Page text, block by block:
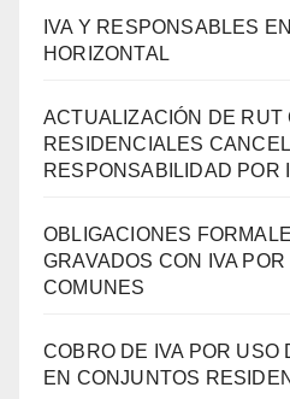
IVA Y RESPONSABLES
HORIZONTAL
ACTUALIZACIÓN DE RUT
RESIDENCIALES
RESPONSABILIDAD POR
OBLIGACIONES
GRAVADOS CON IVA
COMUNES
COBRO DE IVA POR USO
EN CONJUNTOS